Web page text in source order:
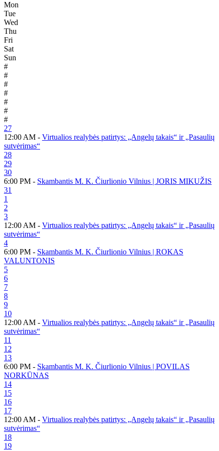
Mon
Tue
Wed
Thu
Fri
Sat
Sun
#
#
#
#
#
#
#
27
12:00 AM - Virtualios realybės patirtys: „Angelų takais“ ir „Pasaulių
sutvėrimas“
28
29
30
6:00 PM - Skambantis M. K. Čiurlionio Vilnius | JORIS MIKUŽIS
31
1
2
3
12:00 AM - Virtualios realybės patirtys: „Angelų takais“ ir „Pasaulių
sutvėrimas“
4
6:00 PM - Skambantis M. K. Čiurlionio Vilnius | ROKAS
VALUNTONIS
5
6
7
8
9
10
12:00 AM - Virtualios realybės patirtys: „Angelų takais“ ir „Pasaulių
sutvėrimas“
11
12
13
6:00 PM - Skambantis M. K. Čiurlionio Vilnius | POVILAS
NORKŪNAS
14
15
16
17
12:00 AM - Virtualios realybės patirtys: „Angelų takais“ ir „Pasaulių
sutvėrimas“
18
19